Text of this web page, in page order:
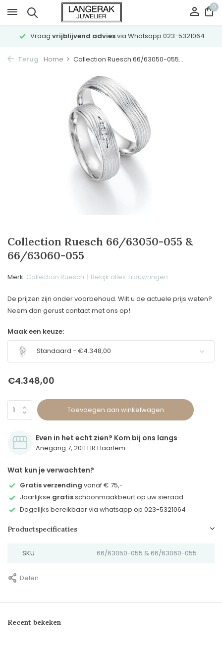
0
Vraag vrijblijvend adviesvia Whatsapp 023-5321064
Terug Home Collection Ruesch 66/63050-055...
Collection Ruesch 66/63050-055 &
66/63060-055
Merk: Collection Ruesch Bekijk alles Trouwringen
De prijzen zijn onder voorbehoud. Wilt u de actuele prijs weten?
Neem dan gerust contact met ons op!
Maak een keuze:
Standaard - €4.348,00
€4.348,00
Toevoegen aan winkelwagen
Even in het echt zien? Kom bij ons langs
Anegang 7, 2011 HR Haarlem
Wat kun je verwachten?
Gratis verzending vanaf € 75,-
Jaarlijkse gratisschoonmaakbeurt op uw sieraad
Dagelijks bereikbaar via whatsapp op 023-5321064
Productspecificaties
SKU 66/63050-055 & 66/63060-055
Delen
Recent bekeken